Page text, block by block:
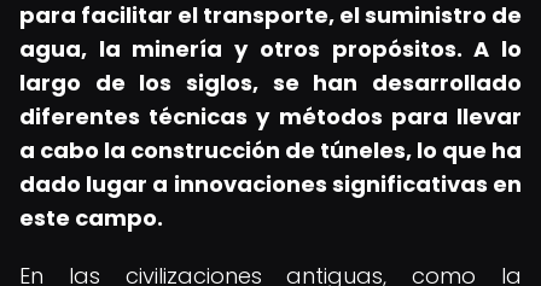
para facilitar el transporte, el suministro de
agua, la minería y otros propósitos. A lo
largo de los siglos, se han desarrollado
diferentes técnicas y métodos para llevar
a cabo la construcción de túneles, lo que ha
dado lugar a innovaciones significativas en
este campo.
En las civilizaciones antiguas, como la